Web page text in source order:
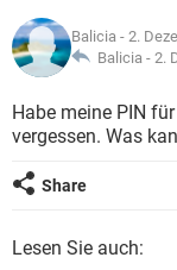
FACEBOOK
WINDOWS 10
WHATSAPP
FACEBOOK
ANDROID
WHATSAPP
FACEBOOK
LEXIKON
SPIELE
ANDROID
WHATSAPP
Balicia - 2.
Balicia - 2.
Habe meine PIN
vergessen. Was
Share
Lesen Sie auch: